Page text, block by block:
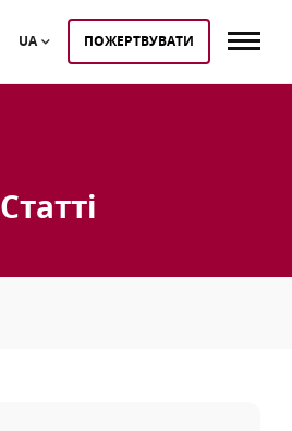
UA ПОЖЕРТВУВАТИ
Статті